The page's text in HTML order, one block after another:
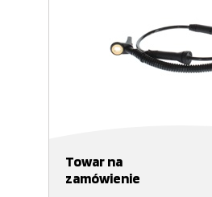
Towar na
zamówienie